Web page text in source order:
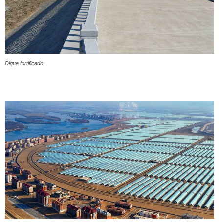
Dique fortificado.